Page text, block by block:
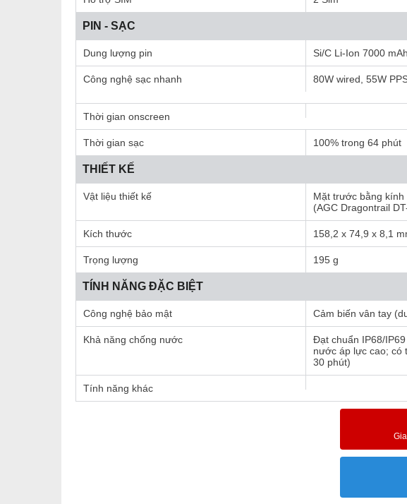
PIN - SẠC
Dung lượng pin Si/C Li-Ion 7000 mAh
Công nghệ sạc nhanh 80W wired, 55W
Thời gian onscreen
Thời gian sạc 100% trong 64 phút
THIẾT KẾ
Vật liệu thiết kế
Mặt trước bằng kính
(AGC Dragontrail
Kích thước 158,2 x 74,9 x 8,1
Trọng lượng 195 g
TÍNH NĂNG ĐẶC BIỆT
Công nghệ bảo mật Cảm biến vân tay
Khả năng chống nước
Đạt chuẩn IP68/
nước áp lực cao; có
30 phút)
Tính năng khác